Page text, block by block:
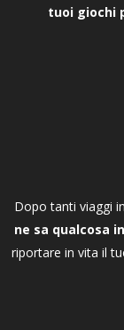
tuoi giochi
Dopo tanti viaggi
ne sa qualcosa
riportare in vita il